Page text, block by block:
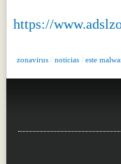
https://
zonavirus / noticias / este